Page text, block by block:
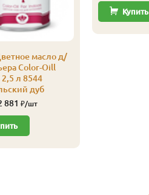
масло д/
Color-Oill
л 8544
дуб
881 ₽/шт
Купить